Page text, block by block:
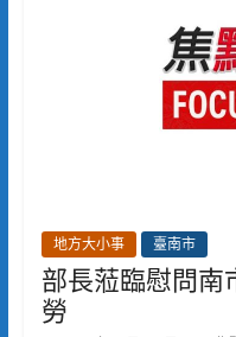
地方大小事 臺南市
部長蒞臨慰問南
勞